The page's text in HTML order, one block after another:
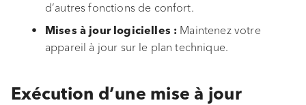
Dépannage
Nettoyage et entretien
d’autres fonctions de confort.
Mises à jour logicielles : Maintenez votre
appareil à jour sur le plan technique.
Exécution d’une mise à jour